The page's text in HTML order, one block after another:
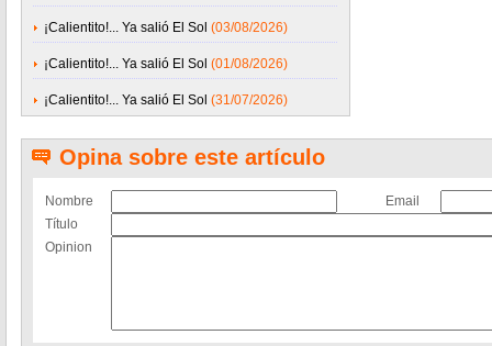
¡Calientito!... Ya salió El Sol (03/08/2026)
¡Calientito!... Ya salió El Sol (01/08/2026)
¡Calientito!... Ya salió El Sol (31/07/2026)
Opina sobre este artículo
Nombre
Email
Título
Opinion